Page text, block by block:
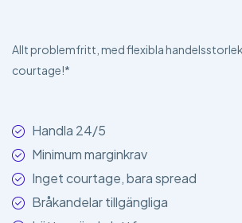
Allt problemfritt, med flexibla
courtage!*
Handla 24/5
Minimum marginkrav
Inget courtage, bara spread
Bråkandelar tillgängliga